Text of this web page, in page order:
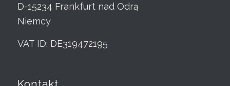
D-15234 Frankfurt nad Odrą
Niemcy
VAT ID: DE319472195